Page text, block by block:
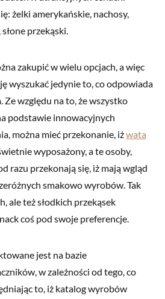
żelki amerykańskie, nachosy,
przekąski.
zakupić w wielu opcjach, a więc
wyszukać jedynie to, co odpowiada
Ze względu na to, że wszystko
podstawie innowacyjnych
można mieć przekonanie, iżwata
wyposażony, a te osoby,
razu przekonają się, iż mają wgląd
smakowo wyrobów. Tak
ale też słodkich przekąsek
coś pod swoje preferencje.
jest na bazie
w zależności od tego, co
to, iż katalog wyrobów